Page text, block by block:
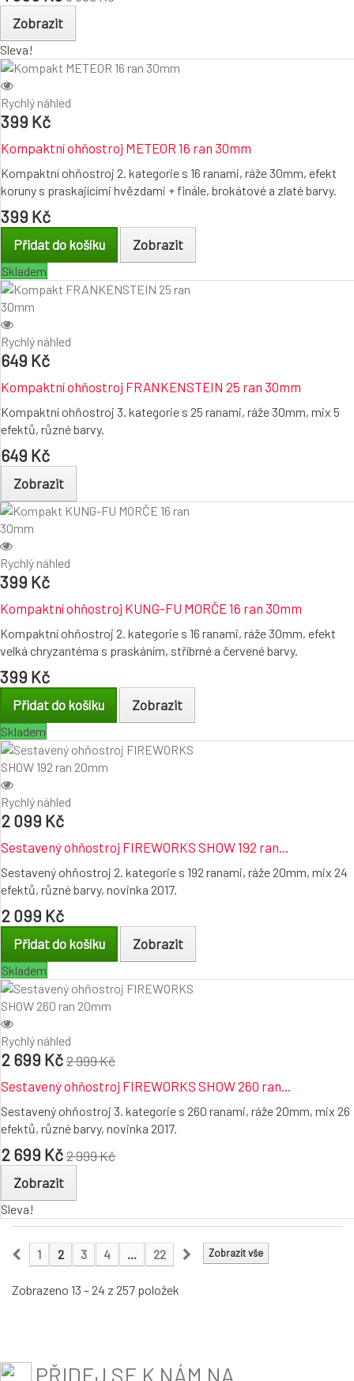
Zobrazit
Sleva!
Rychlý náhled
399 Kč
Kompaktní ohňostroj METEOR 16 ran 30mm
Kompaktní ohňostroj 2. kategorie s 16 ranami, ráže 30mm, efekt
koruny s praskajícími hvězdami + finále, brokátové a zlaté barvy.
399 Kč
Přidat do košíku Zobrazit
Skladem
Rychlý náhled
649 Kč
Kompaktní ohňostroj FRANKENSTEIN 25 ran 30mm
Kompaktní ohňostroj 3. kategorie s 25 ranami, ráže 30mm, mix 5
efektů, různé barvy.
649 Kč
Zobrazit
Rychlý náhled
399 Kč
Kompaktní ohňostroj KUNG-FU MORČE 16 ran 30mm
Kompaktní ohňostroj 2. kategorie s 16 ranami, ráže 30mm, efekt
velká chryzantéma s praskáním, stříbrné a červené barvy.
399 Kč
Přidat do košíku Zobrazit
Skladem
Rychlý náhled
2 099 Kč
Sestavený ohňostroj FIREWORKS SHOW 192 ran...
Sestavený ohňostroj 2. kategorie s 192 ranami, ráže 20mm, mix 24
efektů, různé barvy, novinka 2017.
2 099 Kč
Přidat do košíku Zobrazit
Skladem
Rychlý náhled
2 699 Kč 2 999 Kč
Sestavený ohňostroj FIREWORKS SHOW 260 ran...
Sestavený ohňostroj 3. kategorie s 260 ranami, ráže 20mm, mix 26
efektů, různé barvy, novinka 2017.
2 699 Kč 2 999 Kč
Zobrazit
Sleva!
Zobrazit vše
1 2 3 4 ... 22
Zobrazeno 13 – 24 z 257 položek
PŘIDEJ SE K NÁM NA